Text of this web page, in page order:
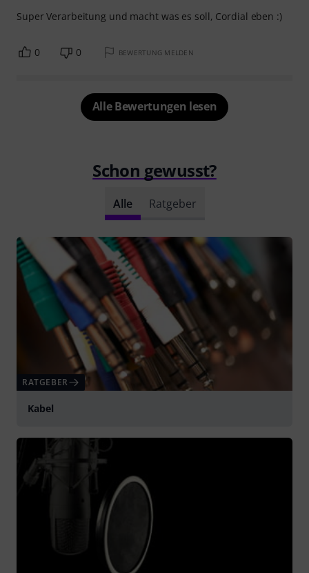
Super Verarbeitung und macht was es soll, Cordial eben :)
0 0 BEWERTUNG MELDEN
Alle Bewertungen lesen
Schon gewusst?
Alle Ratgeber
RATGEBER
Kabel